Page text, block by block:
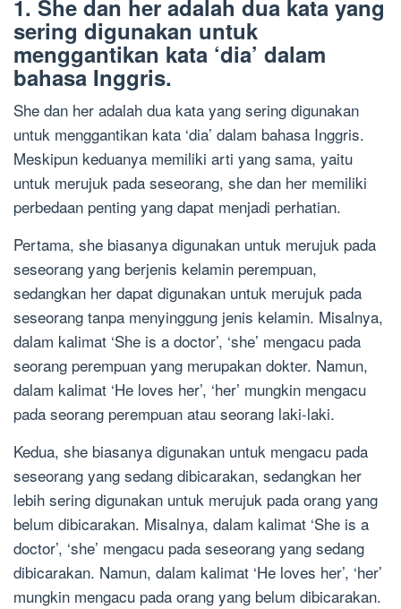
1. She dan her adalah dua kata yang
sering digunakan untuk
menggantikan kata ‘dia’ dalam
bahasa Inggris.
She dan her adalah dua kata yang sering digunakan
untuk menggantikan kata ‘dia’ dalam bahasa Inggris.
Meskipun keduanya memiliki arti yang sama, yaitu
untuk merujuk pada seseorang, she dan her memiliki
perbedaan penting yang dapat menjadi perhatian.
Pertama, she biasanya digunakan untuk merujuk pada
seseorang yang berjenis kelamin perempuan,
sedangkan her dapat digunakan untuk merujuk pada
seseorang tanpa menyinggung jenis kelamin. Misalnya,
dalam kalimat ‘She is a doctor’, ‘she’ mengacu pada
seorang perempuan yang merupakan dokter. Namun,
dalam kalimat ‘He loves her’, ‘her’ mungkin mengacu
pada seorang perempuan atau seorang laki-laki.
Kedua, she biasanya digunakan untuk mengacu pada
seseorang yang sedang dibicarakan, sedangkan her
lebih sering digunakan untuk merujuk pada orang yang
belum dibicarakan. Misalnya, dalam kalimat ‘She is a
doctor’, ‘she’ mengacu pada seseorang yang sedang
dibicarakan. Namun, dalam kalimat ‘He loves her’, ‘her’
mungkin mengacu pada orang yang belum dibicarakan.